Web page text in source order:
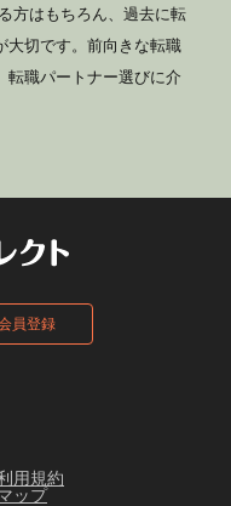
方はもちろん、過去に転
大切です。前向きな転職
転職パートナー選びに介
員登録
用規約
ップ